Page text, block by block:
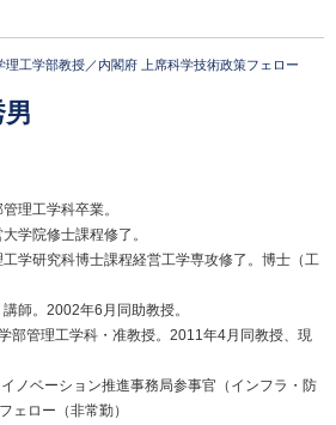
理工学部教授／内閣府 上席科学技術政策フェロー
理工学科卒業。
学院修士課程修了。
学研究科博士課程経営工学専攻修了。博士（工
師。2002年6月同助教授。
部管理工学科・准教授。2011年4月同教授、現
ノベーション推進事務局参事官（インフラ・防
ェロー（非常勤）